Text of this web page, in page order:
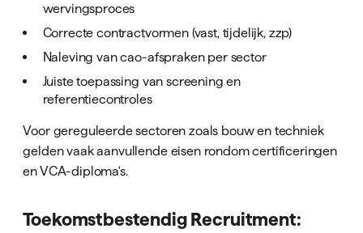
wervingsproces
Correcte contractvormen (vast, tijdelijk, zzp)
Naleving van cao-afspraken per sector
Juiste toepassing van screening en
referentiecontroles
Voor gereguleerde sectoren zoals bouw en techniek
gelden vaak aanvullende eisen rondom certificeringen
en VCA-diploma's.
Toekomstbestendig Recruitment: